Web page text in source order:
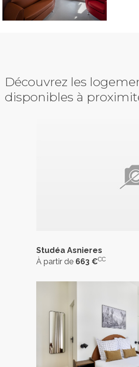
Découvrez les
disponibles à
Studéa Asnieres
À partir de 663 €CC